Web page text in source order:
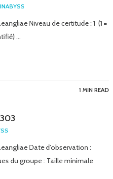
Niveau de certitude : 1 (1 =
…
1 MIN READ
Date d’observation :
du groupe : Taille minimale